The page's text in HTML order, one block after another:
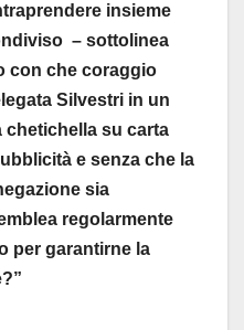
insieme
– sottolinea
con che coraggio
Silvestri in un
su carta
e senza che la
sia
regolarmente
per garantirne la